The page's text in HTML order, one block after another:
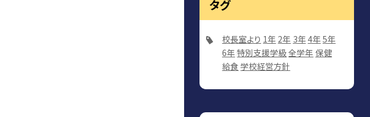
タグ
校長室より 1年 2年 3年4年5年
6年特別支援学級全学年 保健
給食 学校経営方針